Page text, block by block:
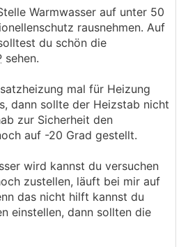
Warmwasser auf unter 50
rausnehmen. Auf
du schön die
sehen.
mal für Heizung
dann sollte der Heizstab nicht
zur Sicherheit den
auf -20 Grad gestellt.
wird kannst du versuchen
zustellen, läuft bei mir auf
das nicht hilft kannst du
einstellen, dann sollten die